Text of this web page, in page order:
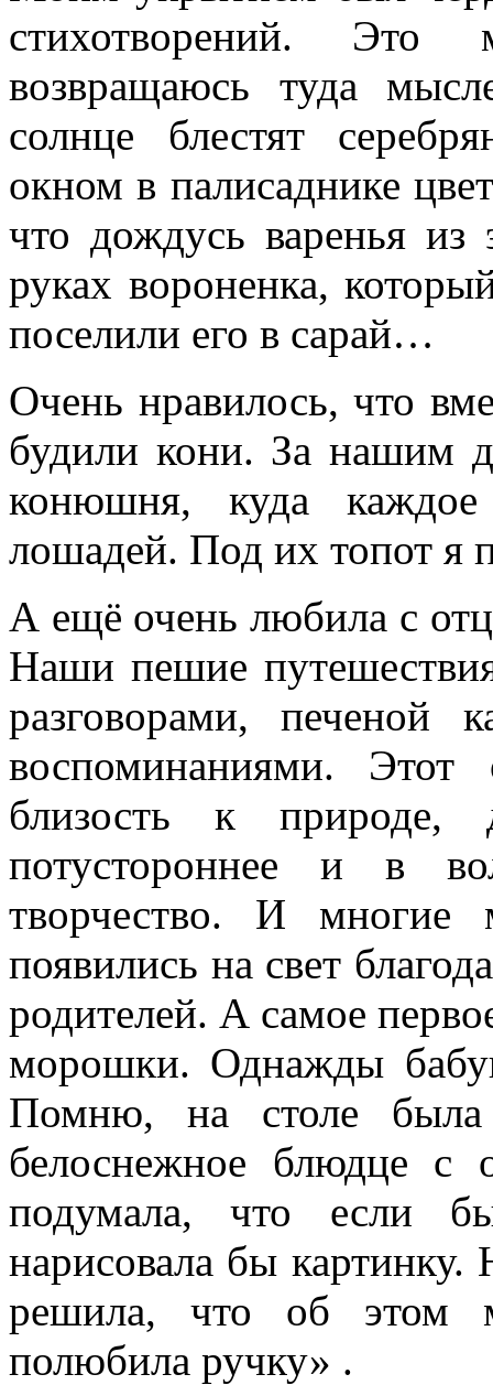
стихотворений. Это
возвращаюсь туда
солнце блестят
окном в палисаднике
что дождусь варенья
руках вороненка,
поселили его в сарай…
Очень нравилось, что
будили кони. За нашим
конюшня, куда
лошадей. Под их топот я
А ещё очень любила с
Наши пешие
разговорами, печеной
воспоминаниями.
близость к природе,
потустороннее и в
творчество. И многие
появились на свет
родителей. А самое
морошки. Однажды
Помню, на столе была
белоснежное блюдце с
подумала, что если
нарисовала бы
решила, что об этом
полюбила ручку» .